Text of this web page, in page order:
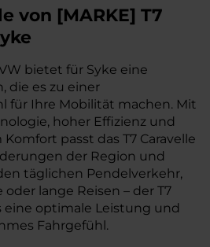
von [MARKE] T7
bietet für Syke eine
die es zu einer
für Ihre Mobilität machen. Mit
hoher Effizienz und
passt das T7 Caravelle
der Region und
täglichen Pendelverkehr,
lange Reisen – der T7
eine optimale Leistung und
Fahrgefühl.